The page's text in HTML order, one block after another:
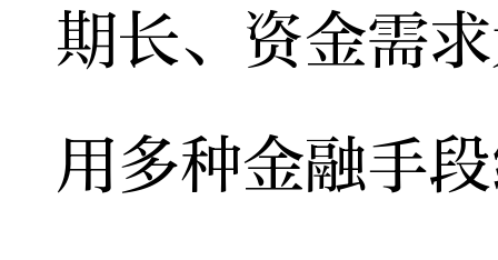
期长、资金需
用多种金融手